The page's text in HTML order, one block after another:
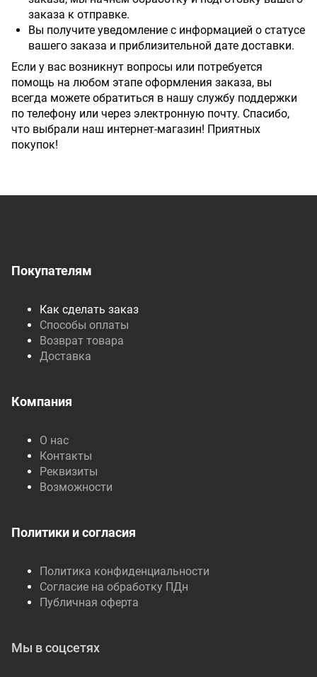
заказа к отправке.
Вы получите уведомление с информацией о статусе
вашего заказа и приблизительной дате доставки.
Если у вас возникнут вопросы или потребуется
помощь на любом этапе оформления заказа, вы
всегда можете обратиться в нашу службу поддержки
по телефону или через электронную почту. Спасибо,
что выбрали наш интернет-магазин! Приятных
покупок!
Покупателям
Как сделать заказ
Способы оплаты
Возврат товара
Доставка
Компания
О нас
Контакты
Реквизиты
Возможности
Политики и согласия
Политика конфиденциальности
Согласие на обработку ПДн
Публичная оферта
Мы в соцсетях